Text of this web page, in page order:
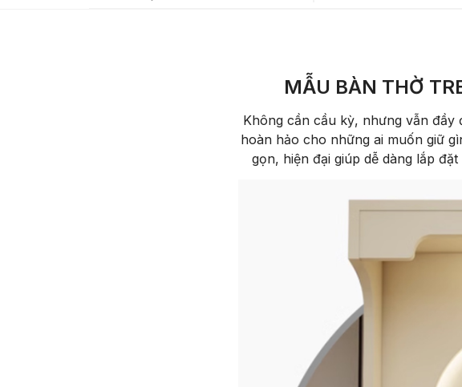
MẪU BÀN THỜ
Không cần cầu kỳ, nhưng vẫn
hoàn hảo cho những ai muốn giữ
gọn, hiện đại giúp dễ dàng lắp